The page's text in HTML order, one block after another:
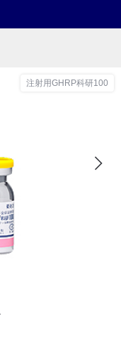
注射用GHRP科研100